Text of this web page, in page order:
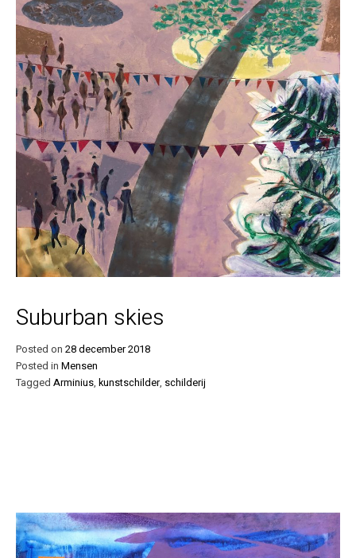
Suburban skies
Posted on 28 december 2018
Posted in Mensen
Tagged Arminius, kunstschilder, schilderij